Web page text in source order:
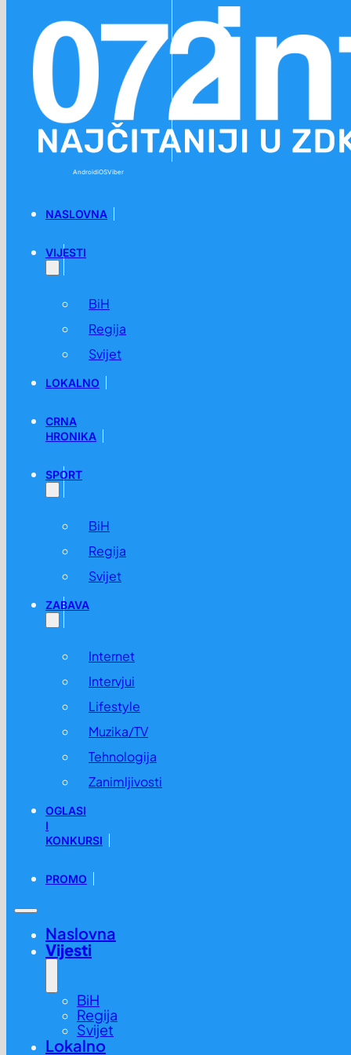
AndroidiOSViber
NASLOVNA
VIJESTI
BiH
Regija
Svijet
LOKALNO
CRNA
HRONIKA
SPORT
BiH
Regija
Svijet
ZABAVA
Internet
Intervjui
Lifestyle
Muzika/TV
Tehnologija
Zanimljivosti
OGLASI
I
KONKURSI
PROMO
Naslovna
Vijesti
BiH
Regija
Svijet
Lokalno